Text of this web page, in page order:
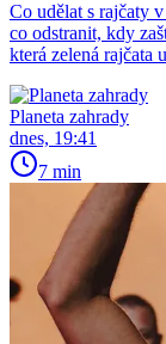
Co udělat s rajčaty
co odstranit, kdy
která zelená rajčata
Planeta zahrady
dnes, 19:41
7 min